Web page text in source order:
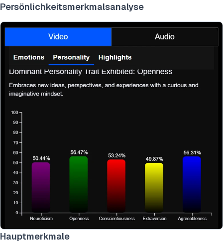
Persönlichkeitsmerkmalsanalyse
Hauptmerkmale